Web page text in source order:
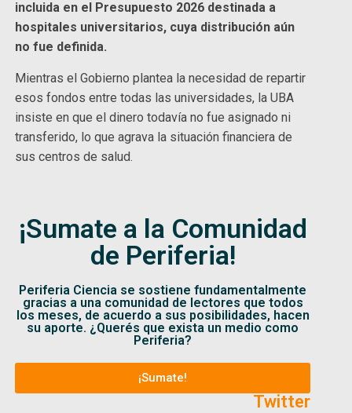
incluida en el Presupuesto 2026 destinada a
hospitales universitarios, cuya distribución aún
no fue definida.
Mientras el Gobierno plantea la necesidad de repartir
esos fondos entre todas las universidades, la UBA
insiste en que el dinero todavía no fue asignado ni
transferido, lo que agrava la situación financiera de
sus centros de salud.
¡Sumate a la Comunidad
de Periferia!
Periferia Ciencia se sostiene fundamentalmente
gracias a una comunidad de lectores que todos
los meses, de acuerdo a sus posibilidades, hacen
su aporte. ¿Querés que exista un medio como
Periferia?
¡Sumate!
Twitter